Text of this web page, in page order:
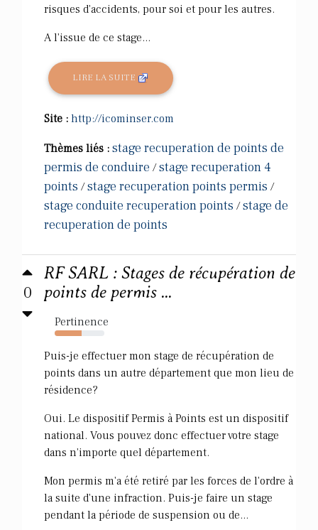
risques d'accidents, pour soi et pour les autres.
A l'issue de ce stage...
LIRE LA SUITE
Site : http://icominser.com
Thèmes liés : stage recuperation de points de
permis de conduire /stage recuperation 4
points /stage recuperation points permis /
stage conduite recuperation points /stage de
recuperation de points
0
RF SARL : Stages de récupération de
points de permis ...
Pertinence
54%
Puis-je effectuer mon stage de récupération de
points dans un autre département que mon lieu de
résidence?
Oui. Le dispositif Permis à Points est un dispositif
national. Vous pouvez donc effectuer votre stage
dans n'importe quel département.
Mon permis m'a été retiré par les forces de l'ordre à
la suite d'une infraction. Puis-je faire un stage
pendant la période de suspension ou de...